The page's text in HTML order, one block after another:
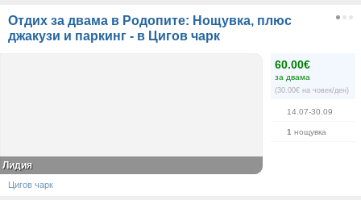
Отдих за двама в Родопите: Нощувка, плюс
джакузи и паркинг - в Цигов чарк
60.00€
за двама
(30.00€ на човек/ден)
14.07-30.09
1 нощувка
Лидия
Цигов чарк